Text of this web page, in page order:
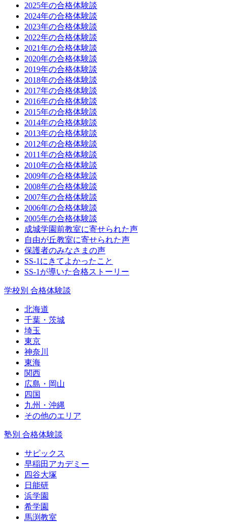
2025年の合格体験談
2024年の合格体験談
2023年の合格体験談
2022年の合格体験談
2021年の合格体験談
2020年の合格体験談
2019年の合格体験談
2018年の合格体験談
2017年の合格体験談
2016年の合格体験談
2015年の合格体験談
2014年の合格体験談
2013年の合格体験談
2012年の合格体験談
2011年の合格体験談
2010年の合格体験談
2009年の合格体験談
2008年の合格体験談
2007年の合格体験談
2006年の合格体験談
2005年の合格体験談
成城学園前教室に寄せられた声
自由が丘教室に寄せられた声
保護者のみなさまの声
SS-1にきてよかったこと
SS-1が導いた合格ストーリー
学校別 合格体験談
北海道
千葉・茨城
埼玉
東京
神奈川
東海
関西
広島・岡山
四国
九州・沖縄
その他のエリア
塾別 合格体験談
サピックス
早稲田アカデミー
四谷大塚
日能研
浜学園
希学園
馬渕教室